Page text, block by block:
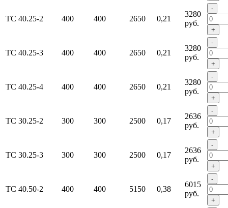
ТС 40.25-2 400 400 2650 0,21
3280
руб.
-
+
ТС 40.25-3 400 400 2650 0,21
3280
руб.
-
+
ТС 40.25-4 400 400 2650 0,21
3280
руб.
-
+
ТС 30.25-2 300 300 2500 0,17
2636
руб.
-
+
ТС 30.25-3 300 300 2500 0,17
2636
руб.
-
+
ТС 40.50-2 400 400 5150 0,38
6015
руб.
-
+